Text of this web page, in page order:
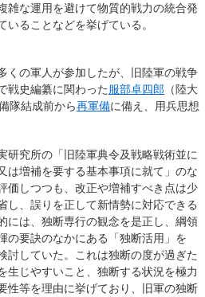
雑な運用を避けて物質的戦力の統合発
ることなどを挙げている。
くの軍人が参加したが、旧陸軍の戦争
戦史編纂に関わった服部卓四郎 （陸大
隊結成前から再軍備に備え、用兵思想
研究所の「旧陸軍典令及戦略戦術並に
は増補を要する基本事項に就て」のな
価しつつも、改正や増補すべき点は少
し、誤りを正して新情勢に対応できる
には、独断専行の観念を是正し、綱領
の要訣のなかにある「独断活用」を
討していた。これは独断の度が過ぎた
生じやすいこと、独断する状況を極力
性等を理由に挙げており、旧軍の独断